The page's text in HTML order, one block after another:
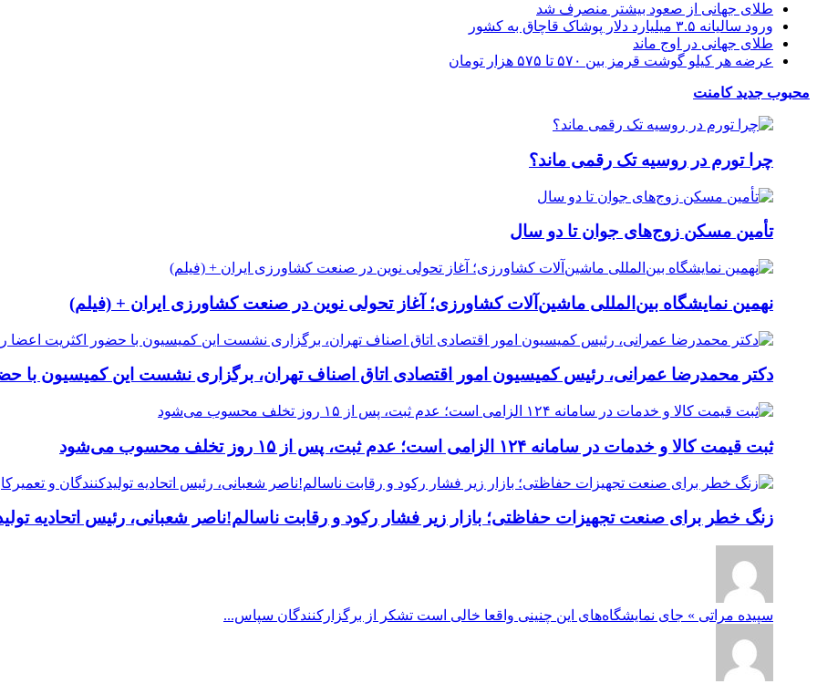
طلای جهانی از صعود بیشتر منصرف شد
ورود سالیانه ۳.۵ میلیارد دلار پوشاک قاچاق به کشور
طلای جهانی در اوج ماند
عرضه هر کیلو گوشت قرمز بین ۵۷۰ تا ۵۷۵ هزار تومان
محبوب جدیدکامنت
چرا تورم در روسیه تک رقمی ماند؟
تأمین مسکن زوج‌های جوان تا دو سال
نهمین نمایشگاه بین‌المللی ماشین‌آلات کشاورزی؛ آغاز تحولی نوین در صنعت کشاورزی ایران + (فیلم)
دکتر محمدرضا عمرانی، رئیس کمیسیون امور اقتصادی اتاق اصناف تهران، برگزاری نشست این کمیسیون با
ثبت قیمت کالا و خدمات در سامانه ۱۲۴ الزامی است؛ عدم ثبت، پس از ۱۵ روز تخلف محسوب می‌شود
زنگ خطر برای صنعت تجهیزات حفاظتی؛ بازار زیر فشار رکود و رقابت ناسالم!ناصر شعبانی، رئیس اتحادیه
سپیده مراتی » جای نمایشگاه‌های این چنینی واقعا خالی است تشکر از برگزارکنندگان سپاس...